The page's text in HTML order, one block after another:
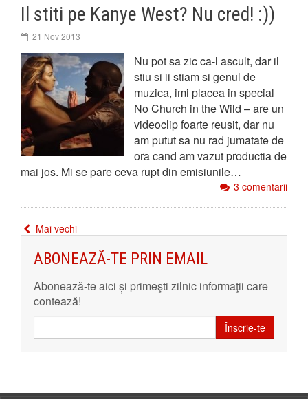
Il stiti pe Kanye West? Nu cred! :))
21 Nov 2013
Nu pot sa zic ca-l ascult, dar il
stiu si ii stiam si genul de
muzica, imi placea in special
No Church in the Wild – are un
videoclip foarte reusit, dar nu
am putut sa nu rad jumatate de
ora cand am vazut productia de
mai jos. Mi se pare ceva rupt din emisiunile…
3 comentarii
Mai vechi
ABONEAZĂ-TE PRIN EMAIL
Abonează-te aici și primeşti zilnic informaţii care
contează!
Înscrie-te